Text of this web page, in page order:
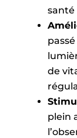
santé
de
plein